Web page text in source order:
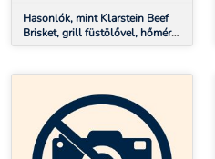
Hasonlók, mint Klarstein Beef
Brisket, grill füstölővel, hőmérő,
kerekek, fekete